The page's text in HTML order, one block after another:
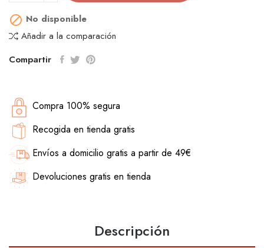
 No disponible
Añadir a la comparación
Compartir
Compra 100% segura
Recogida en tienda gratis
Envíos a domicilio gratis a partir de 49€
Devoluciones gratis en tienda
Descripción